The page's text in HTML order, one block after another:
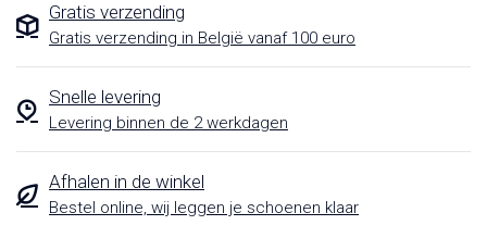
Gratis verzending
Gratis verzending in België vanaf 100 euro
Snelle levering
Levering binnen de 2 werkdagen
Afhalen in de winkel
Bestel online, wij leggen je schoenen klaar